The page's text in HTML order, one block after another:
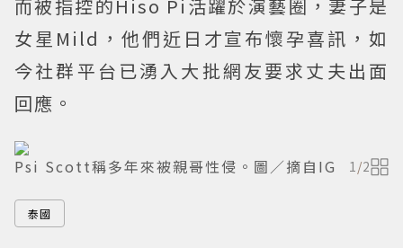
而被指控的Hiso Pi活躍於演藝圈，妻子是
女星Mild，他們近日才宣布懷孕喜訊，如
今社群平台已湧入大批網友要求丈夫出面
回應。
Psi Scott稱多年來被親哥性侵。圖／摘自IG 1/2
泰國